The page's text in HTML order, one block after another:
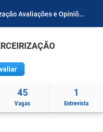
Advanced Serviços E Terceirização Avaliações e Opiniões
45
Vagas
1
Entrevista